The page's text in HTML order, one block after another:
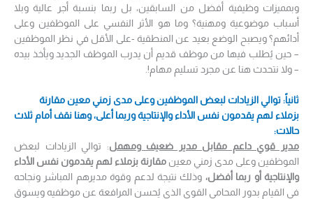
وبمميزات وظيفية أفضل من السابقين، بل ربما بنسبة أجر عالية وبلا
أسباب موضوعية ومهنية؟ وما هو الأثر النفسي على الموظفين وعلى
أدائهم؟ ويصبح الوضع بعيد عن المنطقية -على الأقل في نظر الموظفين
– حين يُطلب فيها من موظف قديم أن يدرب الموظف الجديد ويأخذ بيده
– ولا نتحدث هنا عن مجرد تسليم مهام!.
ثانياً: توالي الزيادات لبعض الموظفين وعلى مدى زمني معين مقارنة
بزملاء لهم يقدمون نفس الأداء والإنتاجية وربما أعلى، وهنا نقف أمام ثلاث
حالات:
مدير قوي داعم مقابل مدير ضعيف ومهمل: توالي الزيادات لبعض
الموظفين وعلى مدى زمني معين مقارنة بزملاء لهم يقدمون نفس الأداء
والإنتاجية أو ربما أفضل، وذلك نتيجة لدعم وقوة مديرهم المباشر ونجاحه
في القيام بدور المحامي القوي الذي يُحسن المرافعة عن موظفيه ويسوق